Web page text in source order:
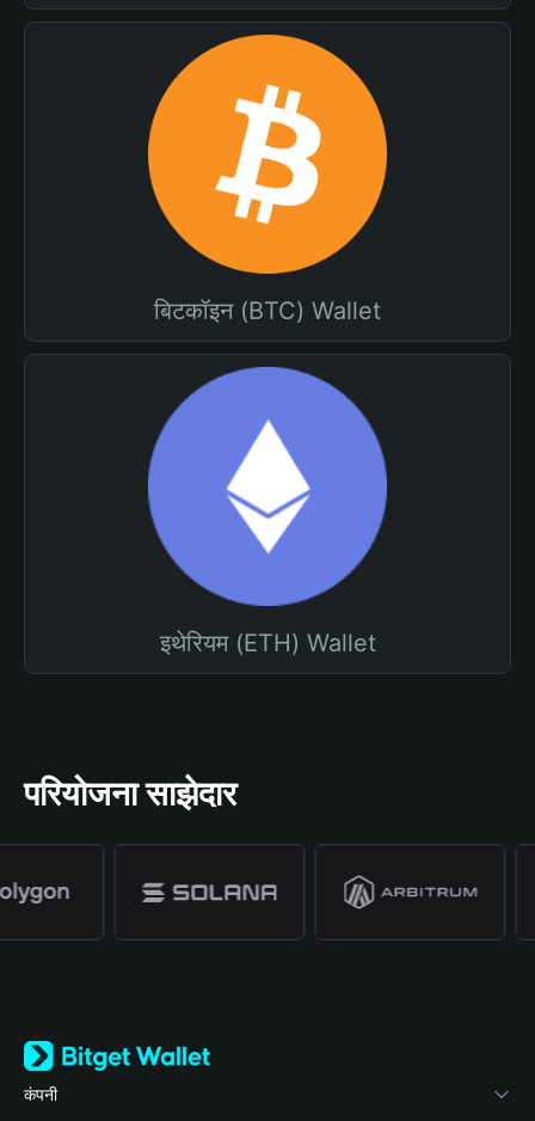
बिटकॉइन (BTC) Wallet
इथेरियम (ETH) Wallet
परियोजना साझेदार
कंपनी